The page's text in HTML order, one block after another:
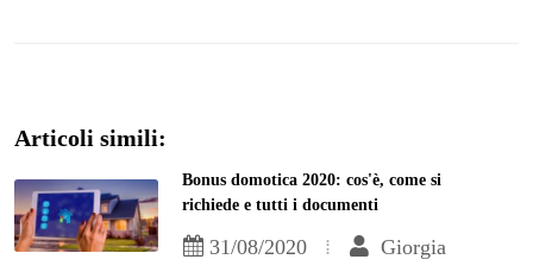
Articoli simili:
Bonus domotica 2020: cos'è, come si
richiede e tutti i documenti
31/08/2020 Giorgia